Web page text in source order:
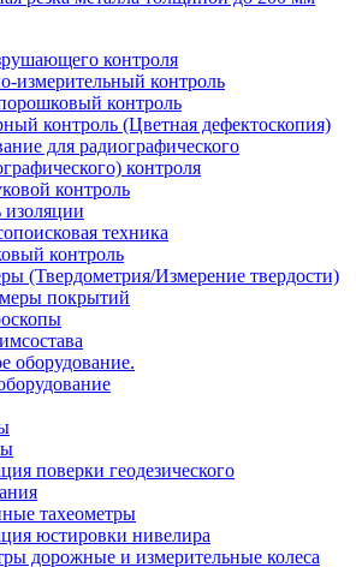
контроля
измерительный контроль
контроль
контроль (Цветная дефектоскопия)
для радиографического
контроля
контроль
изоляции
техника
контроль
(Твердометрия/Измерение твердости)
покрытий
поверки геодезического
тахеометры
юстировки нивелира
дорожные и измерительные колеса